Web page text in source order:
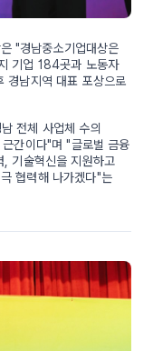
"경남중소기업대상은
기업 184곳과 노동자
경남지역 대표 포상으로
전체 사업체 수의
간이다"며 "글로벌 금융
기술혁신을 지원하고
협력해 나가겠다"는